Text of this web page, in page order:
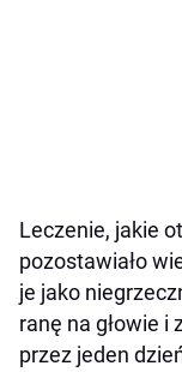
Leczenie, jakie
pozostawiało
je jako
ranę na głowie i
przez jeden